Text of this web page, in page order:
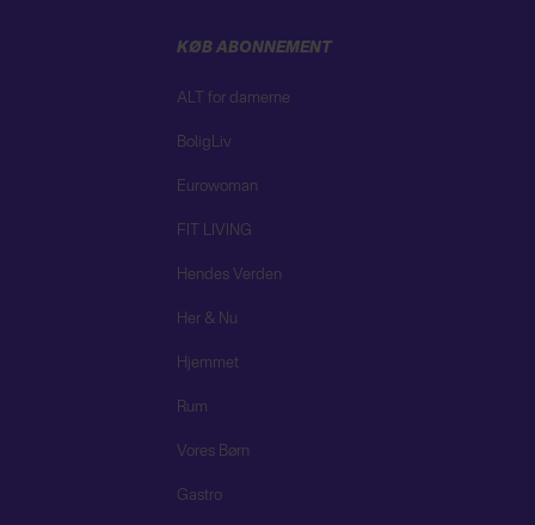
KØB ABONNEMENT
ALT for damerne
BoligLiv
Eurowoman
FIT LIVING
Hendes Verden
Her & Nu
Hjemmet
Rum
Vores Børn
Gastro